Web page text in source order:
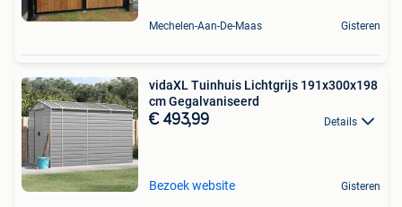
Mechelen-Aan-De-Maas Gisteren
vidaXL Tuinhuis Lichtgrijs 191x300x198
cm Gegalvaniseerd
€ 493,99 Details
Bezoek website Gisteren